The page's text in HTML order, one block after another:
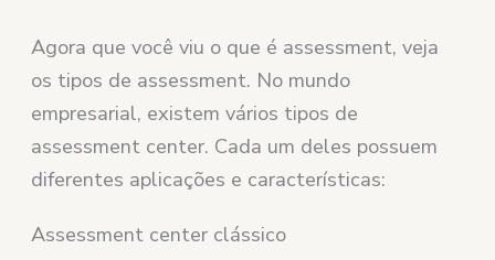
Agora que você viu o que é assessment, veja
os tipos de assessment. No mundo
empresarial, existem vários tipos de
assessment center. Cada um deles possuem
diferentes aplicações e características:
Assessment center clássico